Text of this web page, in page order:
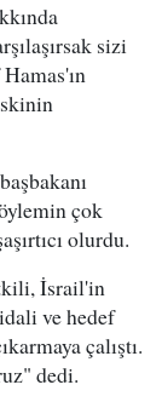
sizi
çok
olurdu.
İsrail'in
ve hedef
çalıştı.
dedi.